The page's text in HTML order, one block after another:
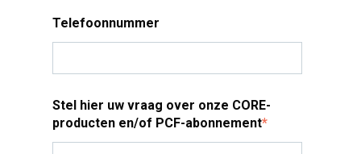
Telefoonnummer
Stel hier uw vraag over onze CORE-
producten en/of PCF-abonnement*